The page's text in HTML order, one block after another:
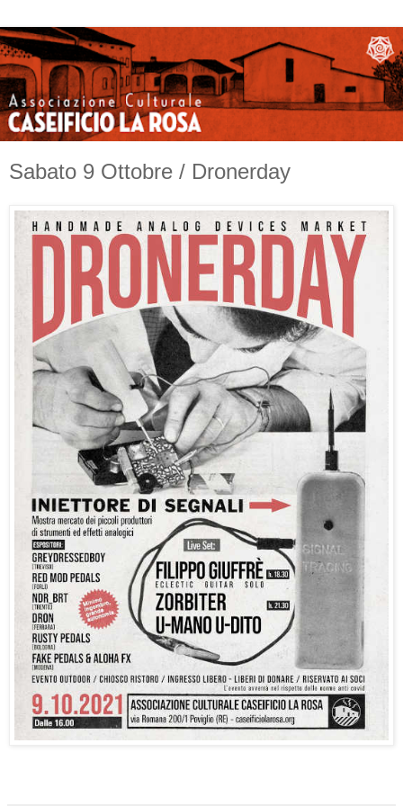
Sabato 9 Ottobre / Dronerday